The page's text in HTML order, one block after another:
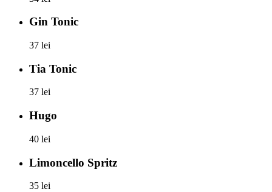
Gin Tonic
37 lei
Tia Tonic
37 lei
Hugo
40 lei
Limoncello Spritz
35 lei